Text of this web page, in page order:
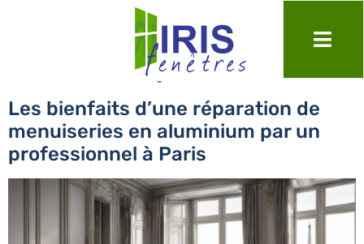
20 septembre 2024
Les bienfaits d’une réparation de
menuiseries en aluminium par un
professionnel à Paris